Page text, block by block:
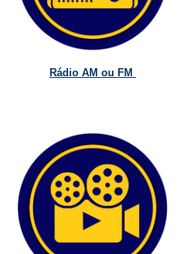
Rádio AM ou FM